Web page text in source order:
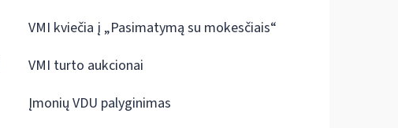
VMI kviečia į „Pasimatymą su mokesčiais“
VMI turto aukcionai
Įmonių VDU palyginimas